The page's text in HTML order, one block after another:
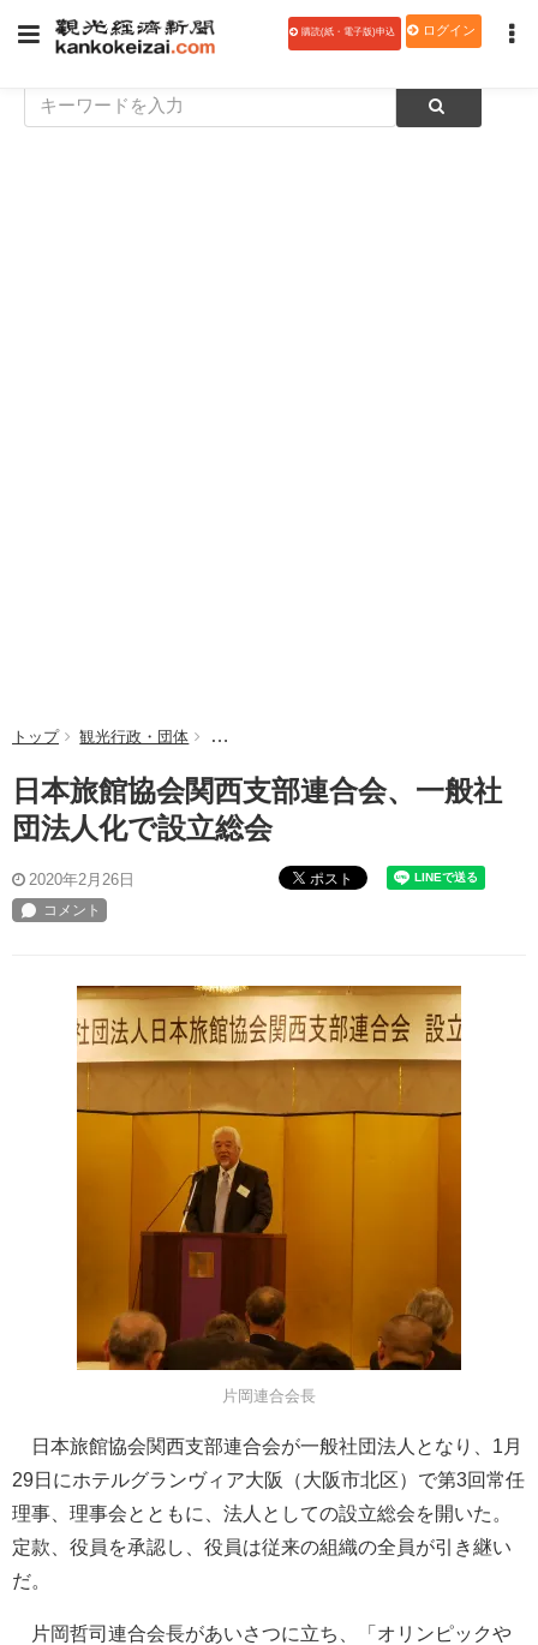
購読(紙・電子版)申込 ログイン
トップ 観光行政・団体 日本旅館協会関西支部連合会、一般社団法人
日本旅館協会関西支部連合会、一般社
団法人化で設立総会
2020年2月26日 ポスト
片岡連合会長
日本旅館協会関西支部連合会が一般社団法人となり、1月
29日にホテルグランヴィア大阪（大阪市北区）で第3回常任
理事、理事会とともに、法人としての設立総会を開いた。
定款、役員を承認し、役員は従来の組織の全員が引き継い
だ。
片岡哲司連合会長があいさつに立ち、「オリンピックや